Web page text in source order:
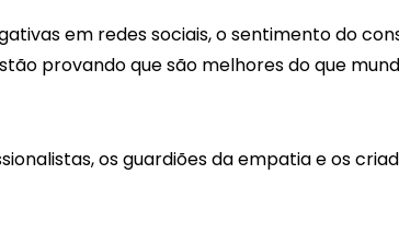
em redes sociais, o sentimento do
provando que são melhores do que
os guardiões da empatia e os